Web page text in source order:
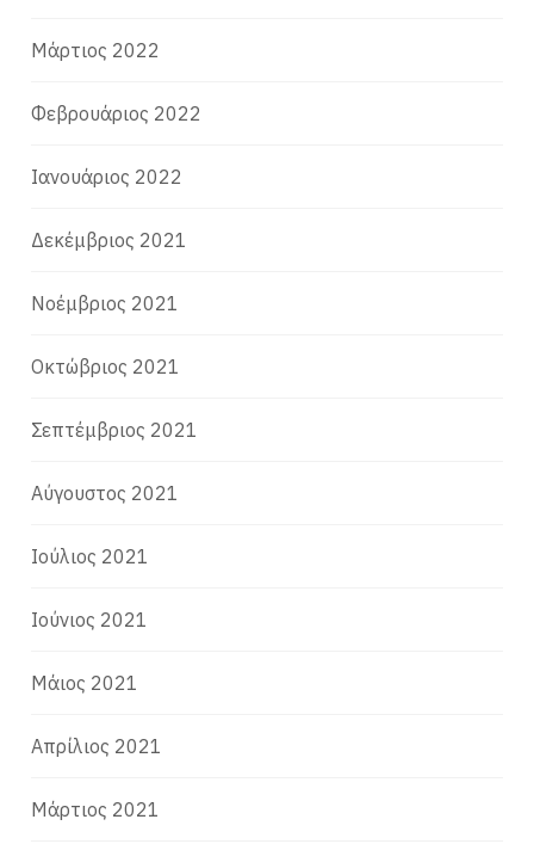
Μάρτιος 2022
Φεβρουάριος 2022
Ιανουάριος 2022
Δεκέμβριος 2021
Νοέμβριος 2021
Οκτώβριος 2021
Σεπτέμβριος 2021
Αύγουστος 2021
Ιούλιος 2021
Ιούνιος 2021
Μάιος 2021
Απρίλιος 2021
Μάρτιος 2021